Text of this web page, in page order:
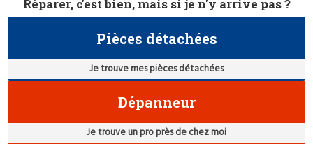
Réparer, c'est bien, mais si je n'y arrive pas ?
Pièces détachées
Je trouve mes pièces détachées
Dépanneur
Je trouve un pro près de chez moi